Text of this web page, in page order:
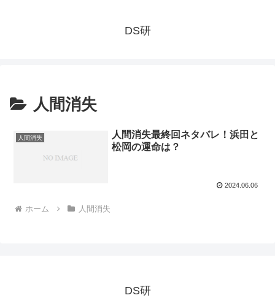
DS研
人間消失
人間消失
人間消失最終回ネタバレ！浜田と
松岡の運命は？
2024.06.06
ホーム 人間消失
DS研